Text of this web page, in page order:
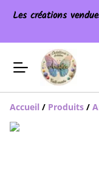
Les créations
Accueil / Produits /